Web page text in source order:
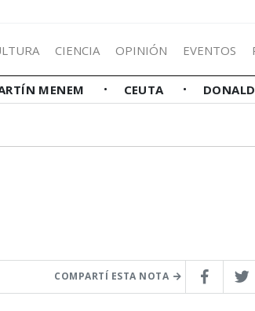
CIENCIA OPINIÓN EVENTOS
MENEM CEUTA
COMPARTÍ ESTA NOTA